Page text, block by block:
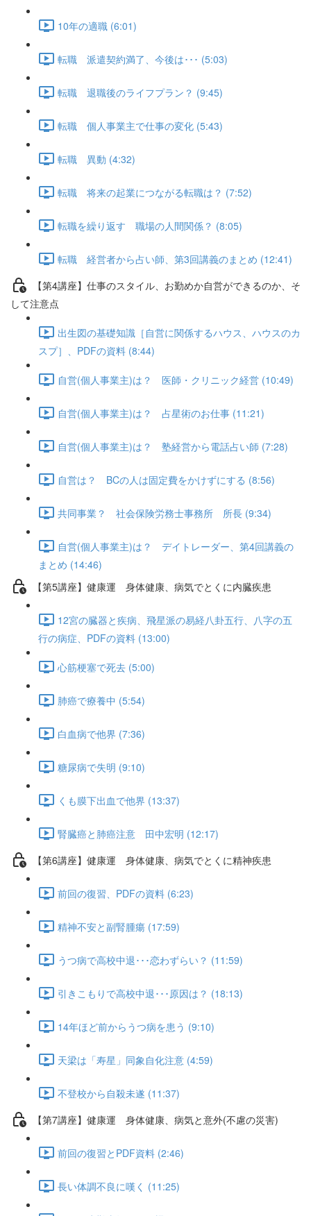
10年の適職 (6:01)
転職 派遣契約満了、今後は･･･ (5:03)
転職 退職後のライフプラン？ (9:45)
転職 個人事業主で仕事の変化 (5:43)
転職 異動 (4:32)
転職 将来の起業につながる転職は？ (7:52)
転職を繰り返す 職場の人間関係？ (8:05)
転職 経営者から占い師、第3回講義のまとめ (12:41)
【第4講座】仕事のスタイル、お勤めか自営ができるのか、そ
して注意点
出生図の基礎知識［自営に関係するハウス、ハウスのカ
スプ］、PDFの資料 (8:44)
自営(個人事業主)は？ 医師・クリニック経営 (10:49)
自営(個人事業主)は？ 占星術のお仕事 (11:21)
自営(個人事業主)は？ 塾経営から電話占い師 (7:28)
自営は？ BCの人は固定費をかけずにする (8:56)
共同事業？ 社会保険労務士事務所 所長 (9:34)
自営(個人事業主)は？ デイトレーダー、第4回講義の
まとめ (14:46)
【第5講座】健康運 身体健康、病気でとくに内臓疾患
12宮の臓器と疾病、飛星派の易経八卦五行、八字の五
行の病症、PDFの資料 (13:00)
心筋梗塞で死去 (5:00)
肺癌で療養中 (5:54)
白血病で他界 (7:36)
糖尿病で失明 (9:10)
くも膜下出血で他界 (13:37)
腎臓癌と肺癌注意 田中宏明 (12:17)
【第6講座】健康運 身体健康、病気でとくに精神疾患
前回の復習、PDFの資料 (6:23)
精神不安と副腎腫瘍 (17:59)
うつ病で高校中退･･･恋わずらい？ (11:59)
引きこもりで高校中退･･･原因は？ (18:13)
14年ほど前からうつ病を患う (9:10)
天梁は「寿星」同象自化注意 (4:59)
不登校から自殺未遂 (11:37)
【第7講座】健康運 身体健康、病気と意外(不慮の災害)
前回の復習とPDF資料 (2:46)
長い体調不良に嘆く (11:25)